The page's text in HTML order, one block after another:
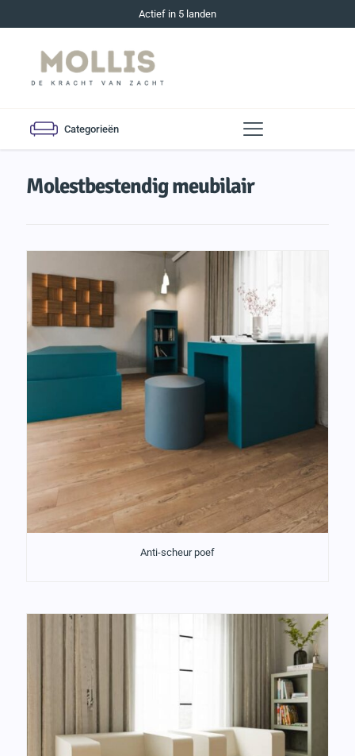
Actief in 5 landen
Categorieën
Molestbestendig meubilair
Anti-scheur poef